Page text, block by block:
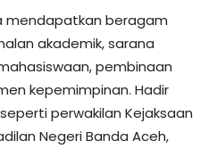
mendapatkan beragam
akademik, sarana
pembinaan
kepemimpinan. Hadir
perwakilan Kejaksaan
Negeri Banda Aceh,